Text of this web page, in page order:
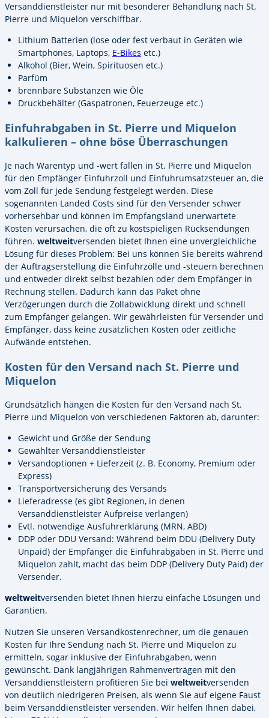
Versanddienstleister nur mit besonderer Behandlung nach St.
Pierre und Miquelon verschiffbar.
Lithium Batterien (lose oder fest verbaut in Geräten wie
Smartphones, Laptops, E-Bikes etc.)
Alkohol (Bier, Wein, Spirituosen etc.)
Parfüm
brennbare Substanzen wie Öle
Druckbehälter (Gaspatronen, Feuerzeuge etc.)
Einfuhrabgaben in St. Pierre und Miquelon
kalkulieren – ohne böse Überraschungen
Je nach Warentyp und -wert fallen in St. Pierre und Miquelon
für den Empfänger Einfuhrzoll und Einfuhrumsatzsteuer an, die
vom Zoll für jede Sendung festgelegt werden. Diese
sogenannten Landed Costs sind für den Versender schwer
vorhersehbar und können im Empfangsland unerwartete
Kosten verursachen, die oft zu kostspieligen Rücksendungen
führen. weltweitversenden bietet Ihnen eine unvergleichliche
Lösung für dieses Problem: Bei uns können Sie bereits während
der Auftragserstellung die Einfuhrzölle und -steuern berechnen
und entweder direkt selbst bezahlen oder dem Empfänger in
Rechnung stellen. Dadurch kann das Paket ohne
Verzögerungen durch die Zollabwicklung direkt und schnell
zum Empfänger gelangen. Wir gewährleisten für Versender und
Empfänger, dass keine zusätzlichen Kosten oder zeitliche
Aufwände entstehen.
Kosten für den Versand nach St. Pierre und
Miquelon
Grundsätzlich hängen die Kosten für den Versand nach St.
Pierre und Miquelon von verschiedenen Faktoren ab, darunter:
Gewicht und Größe der Sendung
Gewählter Versanddienstleister
Versandoptionen + Lieferzeit (z. B. Economy, Premium oder
Express)
Transportversicherung des Versands
Lieferadresse (es gibt Regionen, in denen
Versanddienstleister Aufpreise verlangen)
Evtl. notwendige Ausfuhrerklärung (MRN, ABD)
DDP oder DDU Versand: Während beim DDU (Delivery Duty
Unpaid) der Empfänger die Einfuhrabgaben in St. Pierre und
Miquelon zahlt, macht das beim DDP (Delivery Duty Paid) der
Versender.
weltweitversenden bietet Ihnen hierzu einfache Lösungen und
Garantien.
Nutzen Sie unseren Versandkostenrechner, um die genauen
Kosten für Ihre Sendung nach St. Pierre und Miquelon zu
ermitteln, sogar inklusive der Einfuhrabgaben, wenn
gewünscht. Dank langjährigen Rahmenverträgen mit den
Versanddienstleistern profitieren Sie bei weltweitversenden
von deutlich niedrigeren Preisen, als wenn Sie auf eigene Faust
beim Versanddienstleister versenden. Wir helfen Ihnen dabei,